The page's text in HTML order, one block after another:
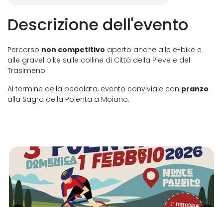
Descrizione dell'evento
Percorso non competitivo aperto anche alle e-bike e
alle gravel bike sulle colline di Città della Pieve e del
Trasimeno.
Al termine della pedalata, evento conviviale con pranzo
alla Sagra della Polenta a Moiano.